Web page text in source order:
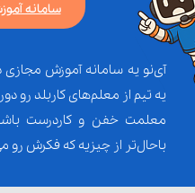
سامانه
آی‌نو یه سامانه آموزش
یه تیم از معلم‌‌های کاربلد رو
معلمت خفن و کاردرست
باحال‌تر از چیزیه که فکرش